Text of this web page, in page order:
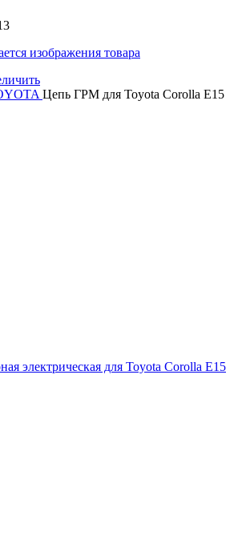
Цепь ГРМ для Toyota Corolla E15
электрическая для Toyota Corolla E15